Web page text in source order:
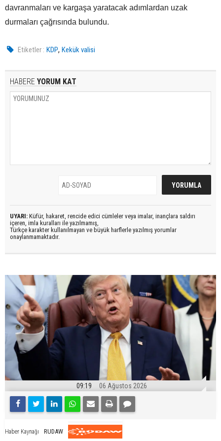
davranmaları ve kargaşa yaratacak adımlardan uzak
durmaları çağrısında bulundu.
Etiketler : KDP,Kekük valisi
HABERE YORUM KAT
UYARI: Küfür, hakaret, rencide edici cümleler veya imalar, inançlara saldırı
içeren, imla kuralları ile yazılmamış,
Türkçe karakter kullanılmayan ve büyük harflerle yazılmış yorumlar
onaylanmamaktadır.
09:19 06 Ağustos 2026
Haber Kaynağı RUDAW